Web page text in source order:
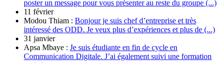
poster un message pour vous présenter au reste du groupe (...)
11 février
Modou Thiam : Bonjour je suis chef d’entreprise et très
intéressé des ODD. Je veux plus d’expériences et plus de (...)
31 janvier
Apsa Mbaye : Je suis étudiante en fin de cycle en
Communication Digitale. J’ai également suivi une formation